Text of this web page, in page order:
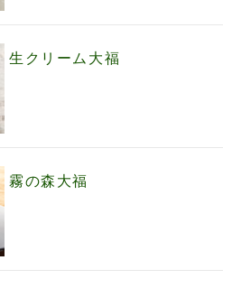
生クリーム大福
霧の森大福